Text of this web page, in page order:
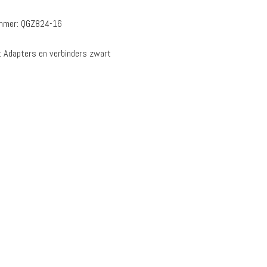
QGZ824-16
Adapters en verbinders zwart